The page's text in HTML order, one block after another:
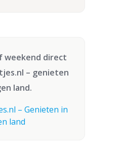
weekend direct
– genieten
land.